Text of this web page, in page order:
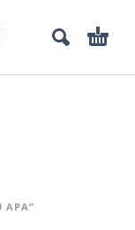
APA”